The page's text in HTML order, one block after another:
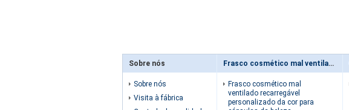
Sobre nós
Sobre nós
Visita à fábrica
Frasco cosmético mal ventilado
Frasco cosmético mal
ventilado recarregável
personalizado da cor para